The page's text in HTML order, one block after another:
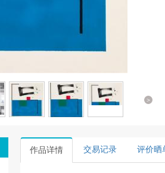
>
作品详情 交易记录 评价晒